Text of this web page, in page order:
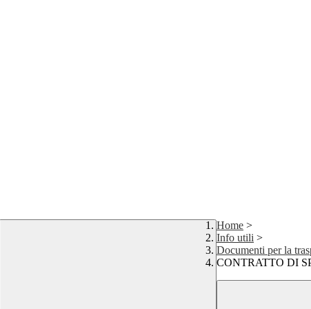
Home >
Info utili >
Documenti per la
CONTRATTO DI